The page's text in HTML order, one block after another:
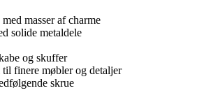
masser af charme
solide metaldele
og skuffer
til finere møbler og detaljer
skrue